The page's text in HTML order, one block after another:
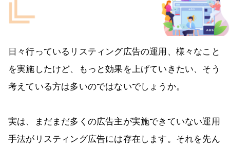
日々行っているリスティング広告の運用、様々なこと
を実施したけど、もっと効果を上げていきたい、そう
考えている方は多いのではないでしょうか。
実は、まだまだ多くの広告主が実施できていない運用
手法がリスティング広告には存在します。それを先ん